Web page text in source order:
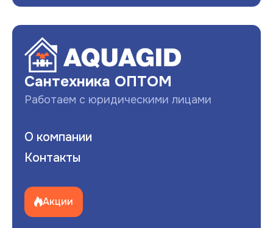
Сантехника ОПТОМ
Работаем с юридическими лицами
О компании
Контакты
Акции